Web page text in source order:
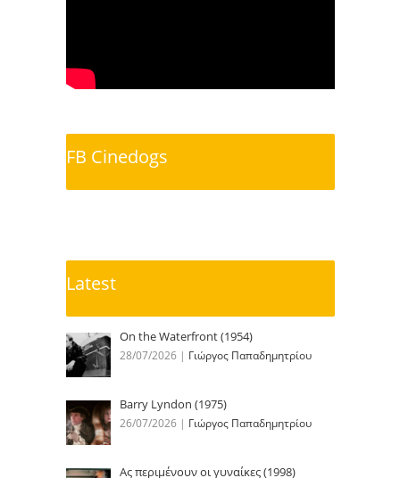
FB Cinedogs
Latest
On the Waterfront (1954)
28/07/2026 | Γιώργος Παπαδημητρίου
Barry Lyndon (1975)
26/07/2026 | Γιώργος Παπαδημητρίου
Ας περιμένουν οι γυναίκες (1998)